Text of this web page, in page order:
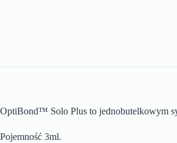
OptiBond™ Solo Plus to jednobutelkowym
Pojemność 3ml.